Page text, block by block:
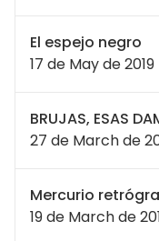
El espejo negro
17 de May de 2019
BRUJAS, ESAS
27 de March de
Mercurio
19 de March de